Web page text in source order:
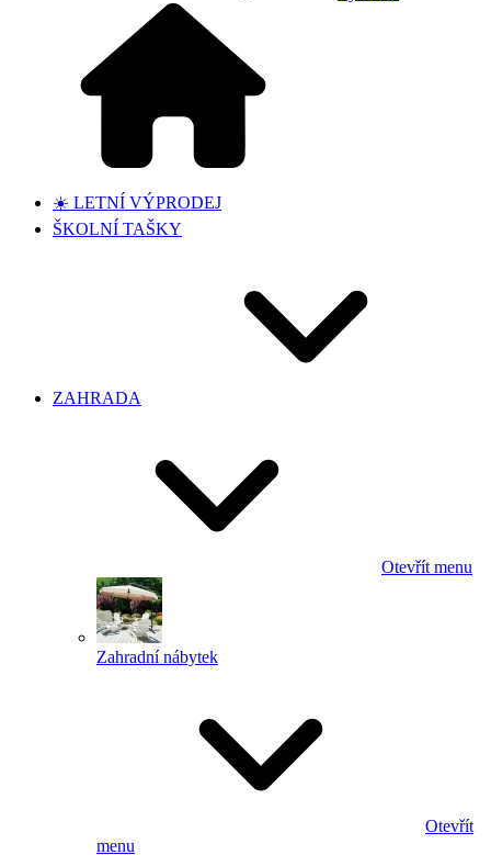
☀️ LETNÍ VÝPRODEJ
ŠKOLNÍ TAŠKY
ZAHRADA
Otevřít menu
Zahradní nábytek
Otevřít
menu